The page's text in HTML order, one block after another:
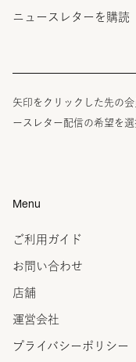
ニュースレターを購読
矢印をクリックした先の
ースレター配信の希望を
Menu
ご利用ガイド
お問い合わせ
店舗
運営会社
プライバシーポリシー